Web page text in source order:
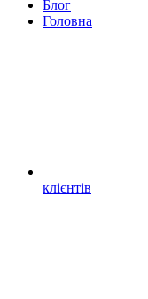
Блог
Головна
клієнтів